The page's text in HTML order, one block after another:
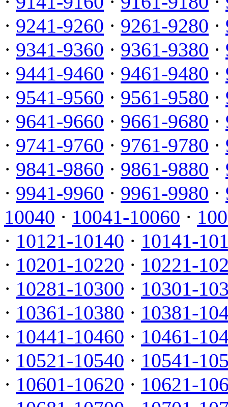
· 9241-9260 · 9261-9280 ·
· 9341-9360 · 9361-9380 ·
· 9441-9460 · 9461-9480 ·
· 9541-9560 · 9561-9580 ·
· 9641-9660 · 9661-9680 ·
· 9741-9760 · 9761-9780 ·
· 9841-9860 · 9861-9880 ·
· 9941-9960 · 9961-9980 ·
10040 · 10041-10060 ·
· 10121-10140 · 10141-
· 10201-10220 · 10221-
· 10281-10300 · 10301-
· 10361-10380 · 10381-
· 10441-10460 · 10461-
· 10521-10540 · 10541-
· 10601-10620 · 10621-